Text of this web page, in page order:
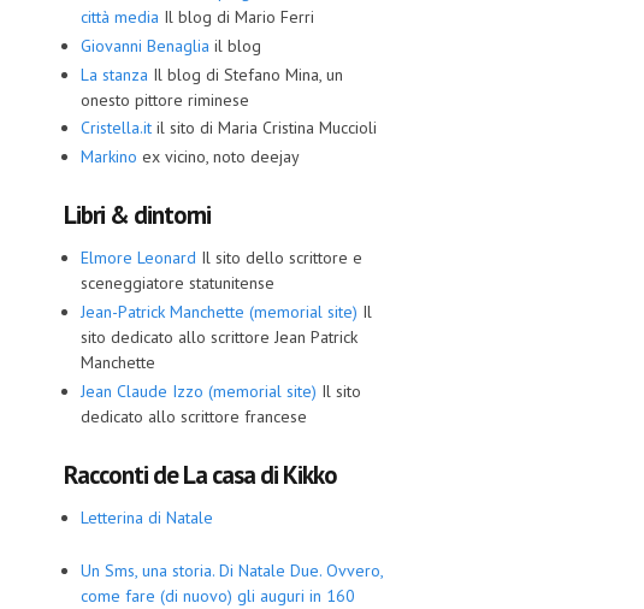
città media Il blog di Mario Ferri
Giovanni Benaglia il blog
La stanza Il blog di Stefano Mina, un
onesto pittore riminese
Cristella.it il sito di Maria Cristina Muccioli
Markino ex vicino, noto deejay
Libri & dintorni
Elmore Leonard Il sito dello scrittore e
sceneggiatore statunitense
Jean-Patrick Manchette (memorial site) Il
sito dedicato allo scrittore Jean Patrick
Manchette
Jean Claude Izzo (memorial site) Il sito
dedicato allo scrittore francese
Racconti de La casa di Kikko
Letterina di Natale
Un Sms, una storia. Di Natale Due. Ovvero,
come fare (di nuovo) gli auguri in 160